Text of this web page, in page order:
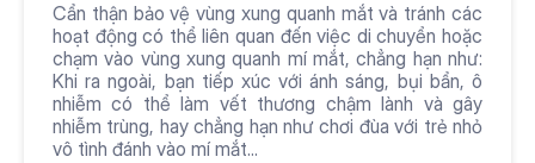
Cẩn thận bảo vệ vùng xung quanh mắt và tránh các
hoạt động có thể liên quan đến việc di chuyển hoặc
chạm vào vùng xung quanh mí mắt, chẳng hạn như:
Khi ra ngoài, bạn tiếp xúc với ánh sáng, bụi bẩn, ô
nhiễm có thể làm vết thương chậm lành và gây
nhiễm trùng, hay chẳng hạn như chơi đùa với trẻ nhỏ
vô tình đánh vào mí mắt...